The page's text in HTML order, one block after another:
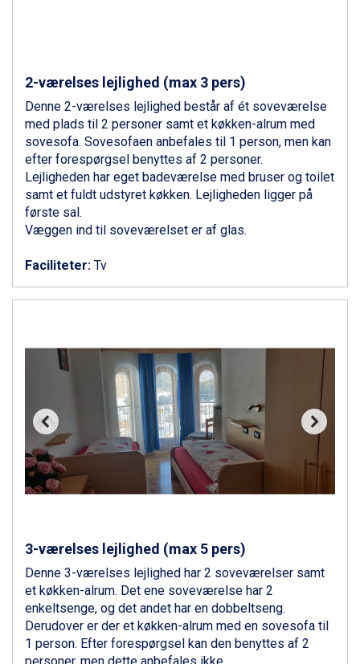
Sölden fra DKK 8.445
Bad Hofgastein fra DKK 5.495
Passo Tonale fra DKK 3.795
Saalbach fra DKK 5.945
Champoluc fra DKK 3.795
Sestriere fra DKK 4.395
Fieberbrunn fra DKK 6.145
Wagrain fra DKK 4.645
Ischgl fra DKK 7.095
Zell am See fra DKK 4.095
Canazei fra DKK 4.745
Alleghe fra DKK 5.595
Bad Gastein fra DKK 4.195
Arabba fra DKK 7.045
La Thuile fra DKK 4.595
Val Thorens fra DKK 5.395
Cervinia fra DKK 5.295
Sölden fra DKK 8.445
Bad Hofgastein fra DKK 5.495
Passo Tonale fra DKK 3.795
Sestriere fra DKK 4.395
Fieberbrunn fra DKK 6.145
Wagrain fra DKK 4.645
Ischgl fra DKK 7.095
St. Anton fra DKK 7.245
Zell am See fra DKK 4.095
Livigno fra DKK 4.145
2-værelses lejlighed (max 3 pers)
Denne 2-værelses lejlighed består af ét soveværelse
med plads til 2 personer samt et køkken-alrum med
sovesofa. Sovesofaen anbefales til 1 person, men kan
efter forespørgsel benyttes af 2 personer.
Lejligheden har eget badeværelse med bruser og toilet
samt et fuldt udstyret køkken. Lejligheden ligger på
første sal.
Væggen ind til soveværelset er af glas.
Faciliteter: Tv
3-værelses lejlighed (max 5 pers)
Denne 3-værelses lejlighed har 2 soveværelser samt
et køkken-alrum. Det ene soveværelse har 2
enkeltsenge, og det andet har en dobbeltseng.
Derudover er der et køkken-alrum med en sovesofa til
1 person. Efter forespørgsel kan den benyttes af 2